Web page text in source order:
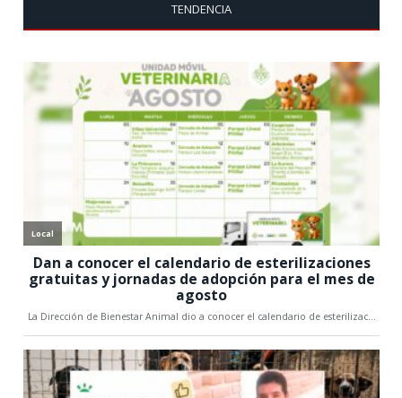
TENDENCIA